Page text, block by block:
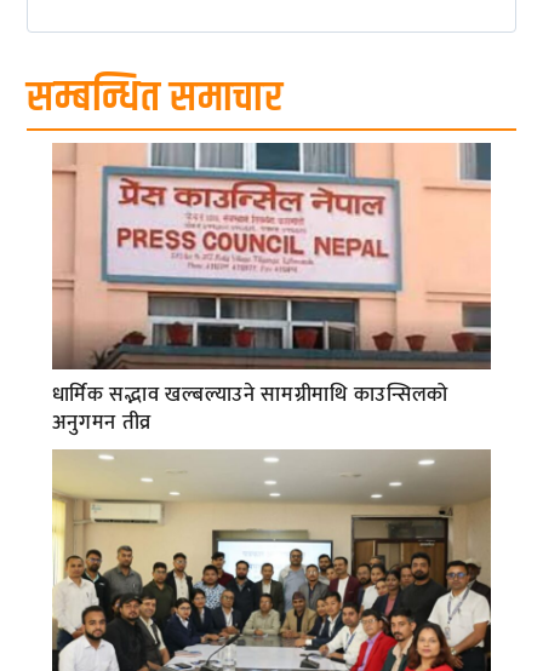
सम्बन्धित समाचार
धार्मिक सद्भाव खल्बल्याउने सामग्रीमाथि काउन्सिलको
अनुगमन तीव्र